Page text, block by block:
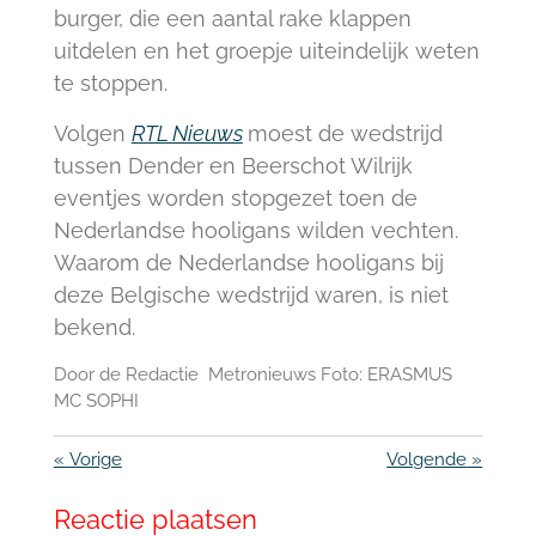
burger, die een aantal rake klappen
uitdelen en het groepje uiteindelijk weten
te stoppen.
Volgen RTL Nieuws moest de wedstrijd
tussen Dender en Beerschot Wilrijk
eventjes worden stopgezet toen de
Nederlandse hooligans wilden vechten.
Waarom de Nederlandse hooligans bij
deze Belgische wedstrijd waren, is niet
bekend.
Door de Redactie Metronieuws Foto: ERASMUS
MC SOPHI
« Vorige Volgende »
Reactie plaatsen